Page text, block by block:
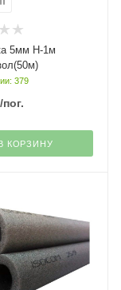
379
/пог.
КОРЗИНУ